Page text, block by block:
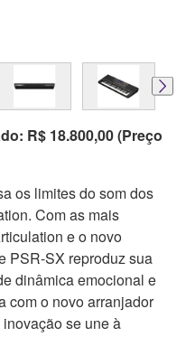
R$ 18.800,00 (Preço
os limites do som dos
Com as mais
e o novo
PSR-SX reproduz sua
dinâmica emocional e
com o novo arranjador
se une à